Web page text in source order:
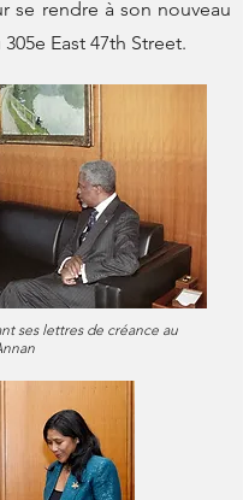
se rendre à son nouveau
East 47th Street.
ses lettres de créance au